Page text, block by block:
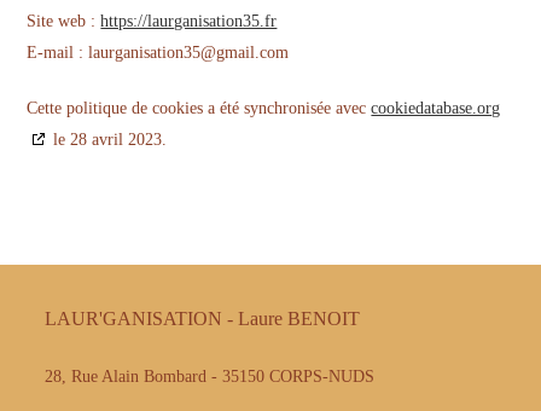
Site web :https://laurganisation35.fr
E-mail :moc.liamg@53noitasinagrual
Cette politique de cookies a été synchronisée aveccookiedatabase.org
le 28 avril 2023.
LAUR'GANISATION - Laure BENOIT
28, Rue Alain Bombard - 35150 CORPS-NUDS